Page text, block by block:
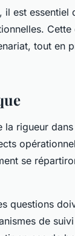
, il est essentiel
Cette
tout en
la rigueur
se
questions
de